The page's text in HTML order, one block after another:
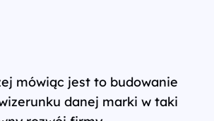
mówiąc jest to budowanie
danej marki w taki